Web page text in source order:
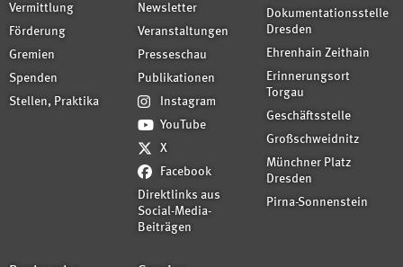
Vermittlung
Förderung
Gremien
Spenden
Stellen, Praktika
Newsletter
Veranstaltungen
Presseschau
Publikationen
Instagram
YouTube
X
Facebook
Direktlinks aus
Social-Media-
Beiträgen
Dokumentationsstelle
Dresden
Ehrenhain Zeithain
Erinnerungsort
Torgau
Geschäftsstelle
Großschweidnitz
Münchner Platz
Dresden
Pirna-Sonnenstein